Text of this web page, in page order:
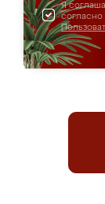
Я
согласно